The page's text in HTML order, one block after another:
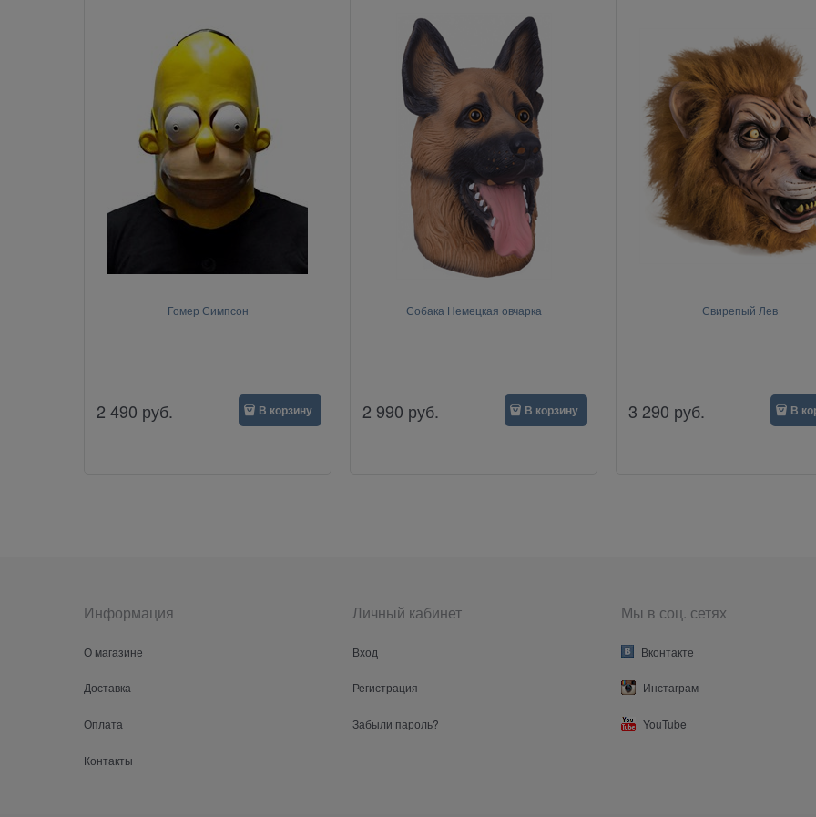
Гомер Симпсон
2 490 руб. В корзину
Собака Немецкая овчарка
2 990 руб. В корзину
Свирепый Лев
3 290 руб. В
Информация
О магазине
Доставка
Оплата
Контакты
Личный кабинет
Вход
Регистрация
Забыли пароль?
Мы в соц. сетях
Вконтакте
Инстаграм
YouTube